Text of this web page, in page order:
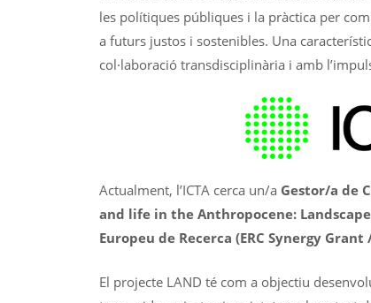
les polítiques públiques i la pràctica per
a futurs justos i sostenibles. Una
col·laboració transdisciplinària i amb
Actualment, l’ICTA cerca un/a Gestor/a de
and life in the Anthropocene: Landscape
Europeu de Recerca (ERC Synergy
El projecte LAND té com a objectiu